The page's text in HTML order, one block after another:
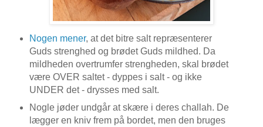
Nogen mener, at det bitre salt repræsenterer
Guds strenghed og brødet Guds mildhed. Da
mildheden overtrumfer strengheden, skal brødet
være OVER saltet - dyppes i salt - og ikke
UNDER det - drysses med salt.
Nogle jøder undgår at skære i deres challah. De
lægger en kniv frem på bordet, men den bruges